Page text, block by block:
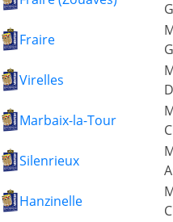
Fraire
Virelles
Marbaix-la-Tour
Silenrieux
Hanzinelle